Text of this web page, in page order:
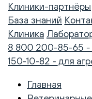
Клиники-партнёры
База знаний
Клиника
8 800 200-85-65 -
150-10-82 - для
Главная